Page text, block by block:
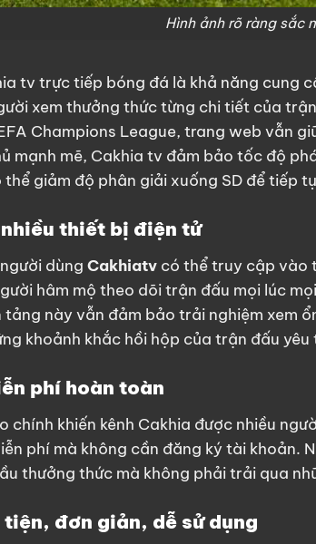
Hình ảnh rõ ràng sắc
tv trực tiếp bóng đá là khả năng cung
xem thưởng thức từng chi tiết của
Champions League, trang web vẫn
mạnh mẽ, Cakhia tv đảm bảo tốc độ
thể giảm độ phân giải xuống SD để tiếp
thiết bị điện tử
dùng Cakhiatv có thể truy cập vào
hâm mộ theo dõi trận đấu mọi lúc
tảng này vẫn đảm bảo trải nghiệm xem
khoảnh khắc hồi hộp của trận đấu
phí hoàn toàn
chính khiến kênh Cakhia được nhiều
phí mà không cần đăng ký tài
thưởng thức mà không phải trải qua
đơn giản, dễ sử dụng